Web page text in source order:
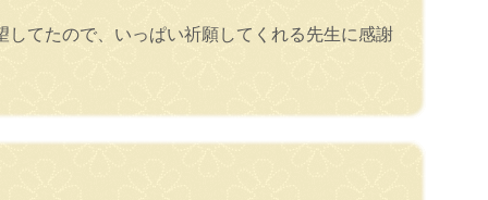
てたので、いっぱい祈願してくれる先生に感謝